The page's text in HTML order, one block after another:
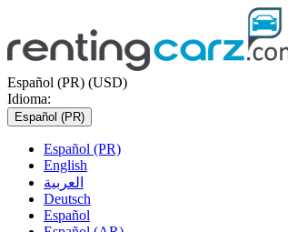
Español (PR) (USD)
Idioma:
Español (PR)
Español (PR)
English
العربية
Deutsch
Español